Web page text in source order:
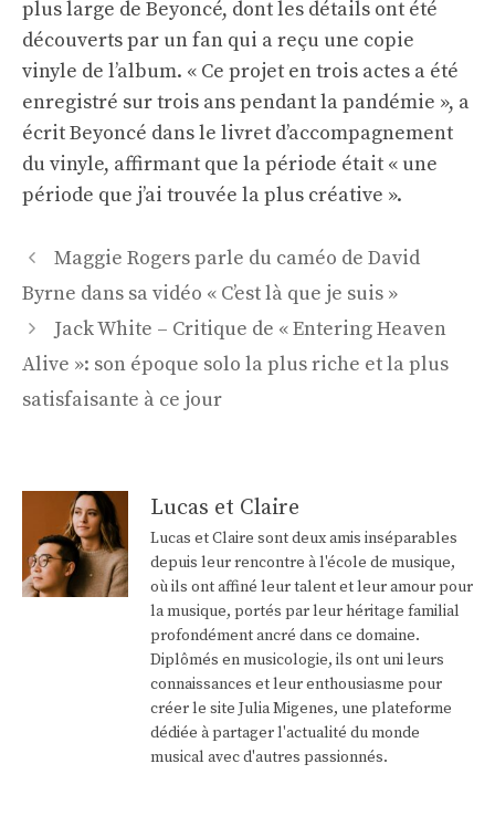
plus large de Beyoncé, dont les détails ont été
découverts par un fan qui a reçu une copie
vinyle de l’album. « Ce projet en trois actes a été
enregistré sur trois ans pendant la pandémie », a
écrit Beyoncé dans le livret d’accompagnement
du vinyle, affirmant que la période était « une
période que j’ai trouvée la plus créative ».
Navigation
des
articles
Maggie Rogers parle du caméo de David
Byrne dans sa vidéo « C’est là que je suis »
Jack White – Critique de « Entering Heaven
Alive »: son époque solo la plus riche et la plus
satisfaisante à ce jour
Lucas et Claire
Lucas et Claire sont deux amis inséparables
depuis leur rencontre à l'école de musique,
où ils ont affiné leur talent et leur amour pour
la musique, portés par leur héritage familial
profondément ancré dans ce domaine.
Diplômés en musicologie, ils ont uni leurs
connaissances et leur enthousiasme pour
créer le site Julia Migenes, une plateforme
dédiée à partager l'actualité du monde
musical avec d'autres passionnés.